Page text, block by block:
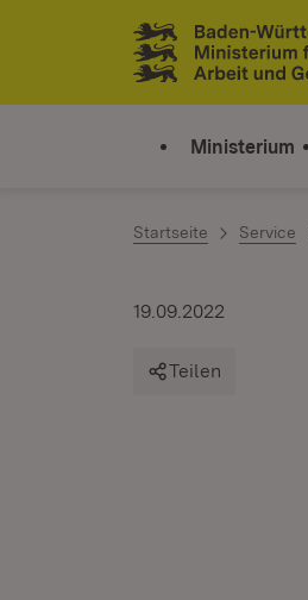
Zum Inhalt springen
Link zur Startseite
Ministerium
Startseite Service
19.09.2022
Teilen